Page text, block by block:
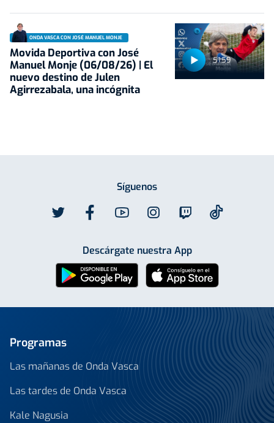
51:59
ONDA VASCA CON JOSÉ MANUEL MONJE
Movida Deportiva con José
Manuel Monje (06/08/26) | El
nuevo destino de Julen
Agirrezabala, una incógnita
Síguenos
Descárgate nuestra App
Programas
Las mañanas de Onda Vasca
Las tardes de Onda Vasca
Kale Nagusia